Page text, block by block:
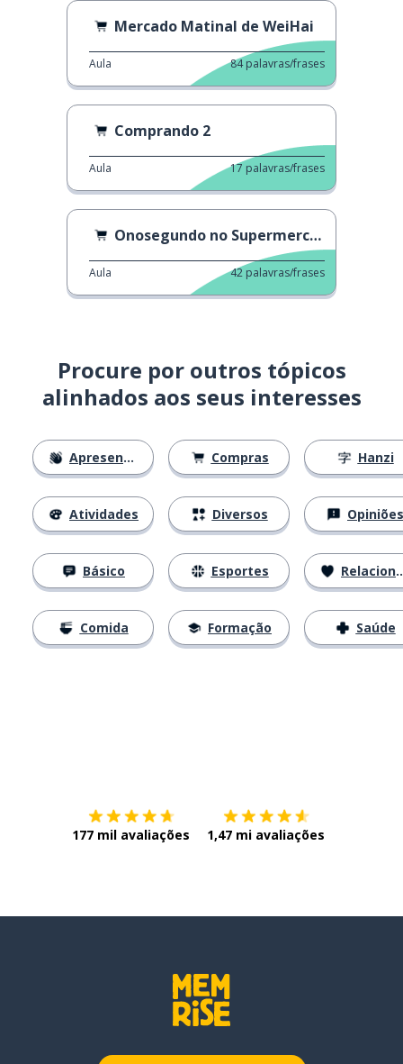
Mercado Matinal de WeiHai
Aula 84 palavras/frases
Comprando 2
Aula 17 palavras/frases
Onosegundo no Supermercado
Aula 42 palavras/frases
Procure por outros tópicos
alinhados aos seus interesses
Apresentações
Atividades
Básico
Comida
Compras
Diversos
Esportes
Formação
Hanzi
Opiniões
Relacionamentos
Saúde
177 mil avaliações 1,47 mi avaliações